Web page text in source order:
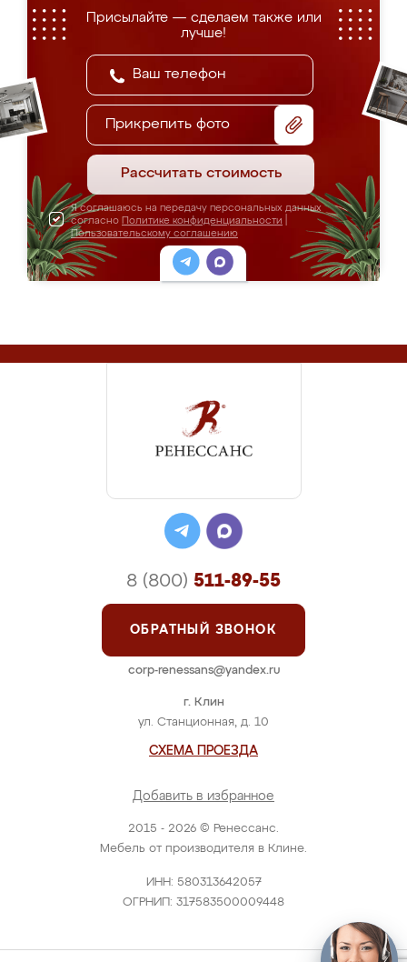
Присылайте — сделаем также или
лучше!
Прикрепить фото
Рассчитать стоимость
Я соглашаюсь на передачу персональных данных
согласно Политике конфиденциальности
Пользовательскому соглашению
2015 - 2026 © Ренессанс.
Мебель от производителя в Клине.
ИНН: 580313642057
ОГРНИП: 317583500009448
г. Клин
ул. Станционная, д. 10
СХЕМА ПРОЕЗДА
Добавить в избранное
8 (800) 511-89-55
ОБРАТНЫЙ ЗВОНОК
corp-renessans@yandex.ru